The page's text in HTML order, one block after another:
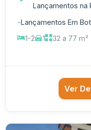
Lançamentos na
-Lançamentos Em
1-2
1 32 a 77 m²
Ver